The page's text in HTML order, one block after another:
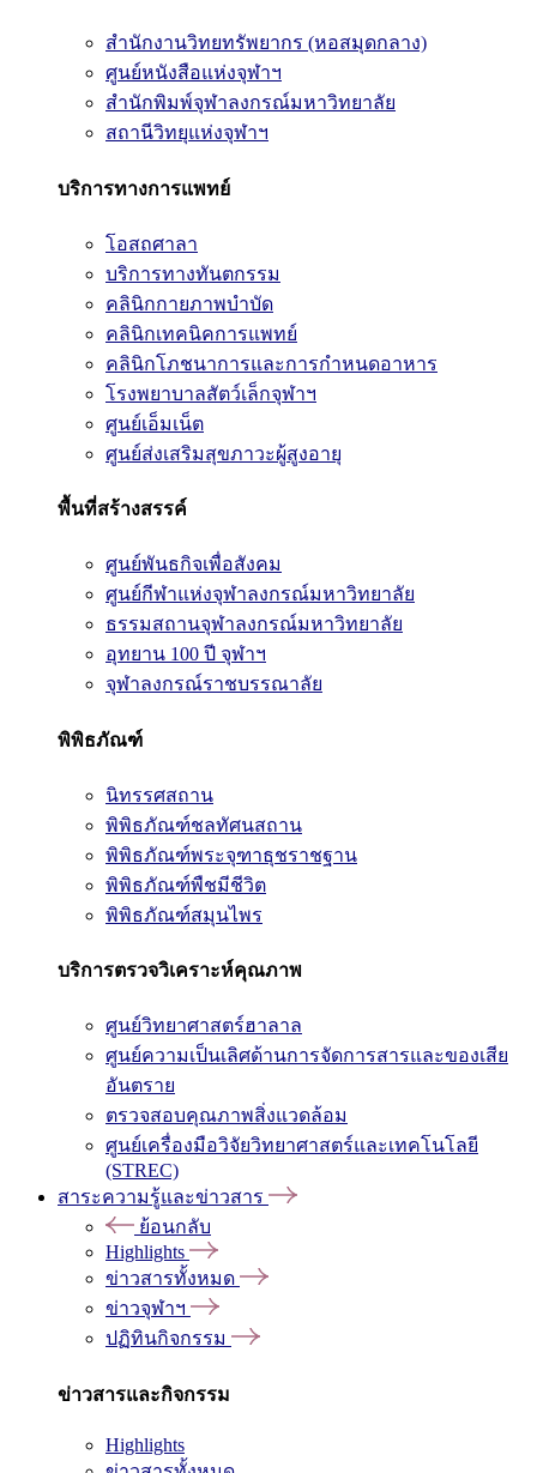
สำนักงานวิทยทรัพยากร (หอสมุดกลาง)
ศูนย์หนังสือแห่งจุฬาฯ
สำนักพิมพ์จุฬาลงกรณ์มหาวิทยาลัย
สถานีวิทยุแห่งจุฬาฯ
บริการทางการแพทย์
โอสถศาลา
บริการทางทันตกรรม
คลินิกกายภาพบำบัด
คลินิกเทคนิคการแพทย์
คลินิกโภชนาการและการกำหนดอาหาร
โรงพยาบาลสัตว์เล็กจุฬาฯ
ศูนย์เอ็มเน็ต
ศูนย์ส่งเสริมสุขภาวะผู้สูงอายุ
พื้นที่สร้างสรรค์
ศูนย์พันธกิจเพื่อสังคม
ศูนย์กีฬาแห่งจุฬาลงกรณ์มหาวิทยาลัย
ธรรมสถานจุฬาลงกรณ์มหาวิทยาลัย
อุทยาน 100 ปี จุฬาฯ
จุฬาลงกรณ์ราชบรรณาลัย
พิพิธภัณฑ์
นิทรรศสถาน
พิพิธภัณฑ์ชลทัศนสถาน
พิพิธภัณฑ์พระจุฑาธุชราชฐาน
พิพิธภัณฑ์พืชมีชีวิต
พิพิธภัณฑ์สมุนไพร
บริการตรวจวิเคราะห์คุณภาพ
ศูนย์วิทยาศาสตร์ฮาลาล
ศูนย์ความเป็นเลิศด้านการจัดการสารและของเสีย
อันตราย
ตรวจสอบคุณภาพสิ่งแวดล้อม
ศูนย์เครื่องมือวิจัยวิทยาศาสตร์และเทคโนโลยี
(STREC)
สาระความรู้และข่าวสาร
ย้อนกลับ
Highlights
ข่าวสารทั้งหมด
ข่าวจุฬาฯ
ปฏิทินกิจกรรม
ข่าวสารและกิจกรรม
Highlights